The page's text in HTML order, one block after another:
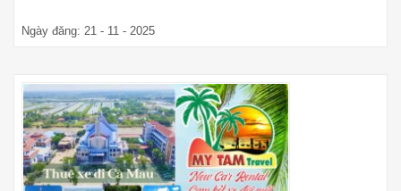
Ngày đăng: 21 - 11 - 2025